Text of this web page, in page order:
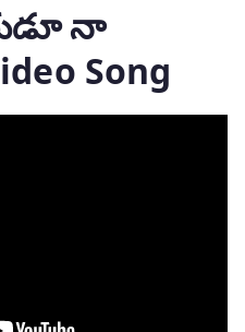
నా
Song